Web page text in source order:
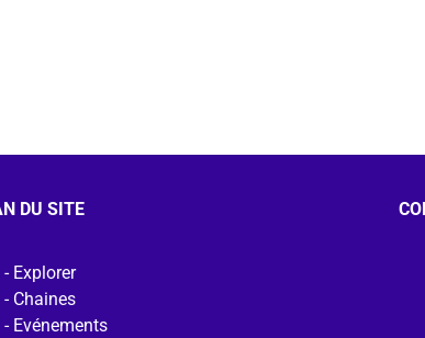
DU SITE
Explorer
Chaines
Evénements